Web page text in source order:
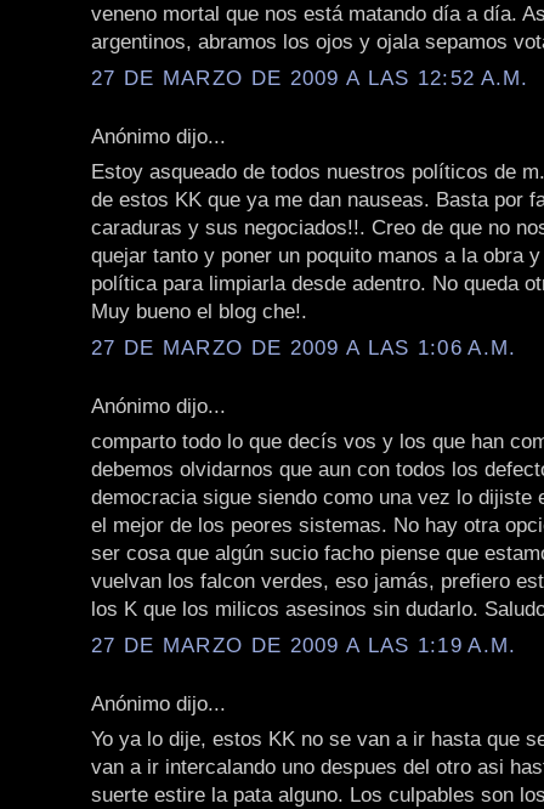
veneno mortal que nos está matando día a día.
argentinos, abramos los ojos y ojala sepamos
27 DE MARZO DE 2009 A LAS 12:52 A.M.
Anónimo dijo...
Estoy asqueado de todos nuestros políticos de
de estos KK que ya me dan nauseas. Basta por
caraduras y sus negociados!!. Creo de que no
quejar tanto y poner un poquito manos a la obra
política para limpiarla desde adentro. No queda
Muy bueno el blog che!.
27 DE MARZO DE 2009 A LAS 1:06 A.M.
Anónimo dijo...
comparto todo lo que decís vos y los que han
debemos olvidarnos que aun con todos los
democracia sigue siendo como una vez lo dijiste
el mejor de los peores sistemas. No hay otra
ser cosa que algún sucio facho piense que
vuelvan los falcon verdes, eso jamás, prefiero
los K que los milicos asesinos sin dudarlo.
27 DE MARZO DE 2009 A LAS 1:19 A.M.
Anónimo dijo...
Yo ya lo dije, estos KK no se van a ir hasta que
van a ir intercalando uno despues del otro asi
suerte estire la pata alguno. Los culpables son